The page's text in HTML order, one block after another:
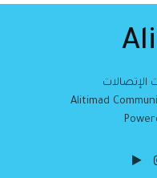
الإتصالات
Alitimad